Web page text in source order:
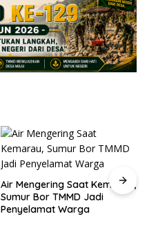
Air Mengering Saat Kemarau,
Sumur Bor TMMD Jadi
Penyelamat Warga